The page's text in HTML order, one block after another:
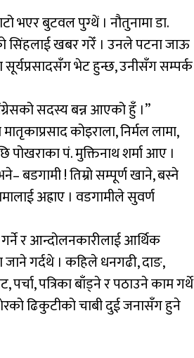
भएर बुटवल पुग्थें । नौतुनामा डा.
खबर गरेँ । उनले पटना जाऊ
सूर्यप्रसादसँग भेट हुन्छ, उनीसँग सम्पर्क
सदस्य बन्न आएको हुँ ।”
कोइराला, निर्मल लामा,
पोखराका पं. मुक्तिनाथ शर्मा आए ।
बडगामी ! तिम्रो सम्पूर्ण खाने, बस्ने
अह्राए । वडगामीले सुवर्ण
र आन्दोलनकारीलाई आर्थिक
गर्दथे । कहिले धनगढी, दाङ,
पत्रिका बाँड्ने र पठाउने काम गर्थे
ढिकुटीको चाबी दुई जनासँग हुने